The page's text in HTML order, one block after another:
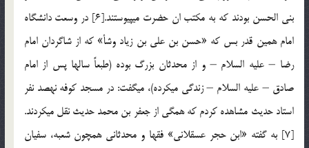
بنی الحسن بودند كه به مكتب ان حضرت می‏پیوستند.[6] در وسعت دانشگاه
امام همین قدر بس كه «حسن بن علی بن زیاد وشأ» كه از شاگردان امام
رضا – علیه السلام – و از محدثان بزرگ بوده (طبعاً سالها پس از امام
صادق – علیه السلام – زندگی می‏كرده)، می‏گفت: در مسجد كوفه نهصد نفر
استاد حدیث مشاهده كردم كه همگی از جعفر بن محمد حدیث نقل می‏كردند.
[7] به گفته «ابن حجر عسقلانی» فقها و محدثانی همچون شعبه، سفیان